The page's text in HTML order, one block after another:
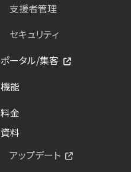
支援者管理
セキュリティ
ポータル/集客
機能
料金
資料
アップデート